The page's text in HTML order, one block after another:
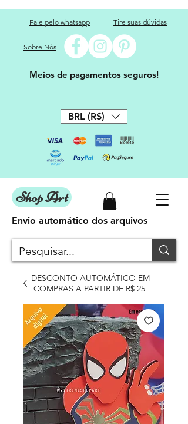
Fale pelo whatsapp Tire suas dúvidas
Sobre Nós
Meios de pagamentos seguros!
BRL (R$)
Shop Art
DESCONTO AUTOMÁTICO EM
COMPRAS A PARTIR DE R$ 25
Envio automático dos arquivos